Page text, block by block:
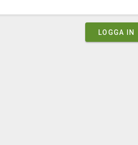
LOGGA IN